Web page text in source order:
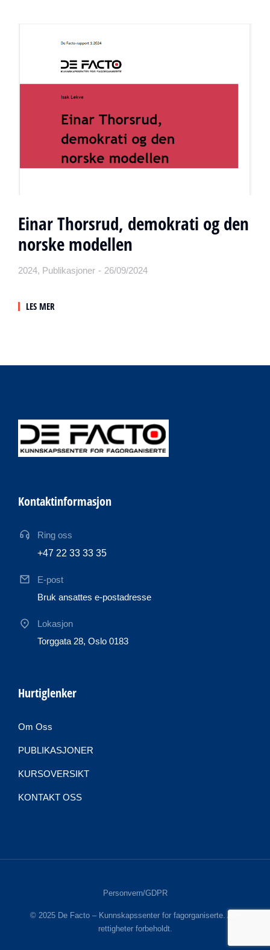
Einar Thorsrud, demokrati og den
norske modellen
2024, Publikasjoner 26/09/2024
LES MER
Kontaktinformasjon
Ring oss
+47 22 33 33 35
E-post
Bruk ansattes e-postadresse
Lokasjon
Torggata 28, Oslo 0183
Hurtiglenker
Om Oss
PUBLIKASJONER
KURSOVERSIKT
KONTAKT OSS
© 2025 De Facto – Kunnskapssenter for fagorganiserte. Alle
rettigheter forbeholdt.
Personvern/GDPR